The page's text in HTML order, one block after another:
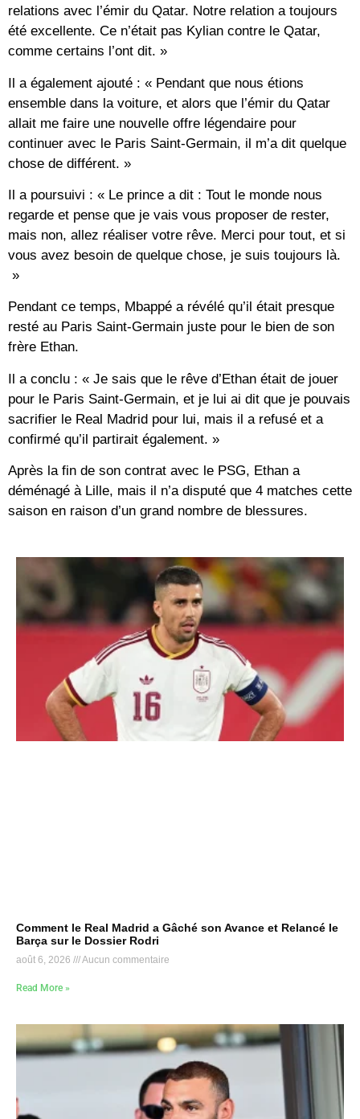
relations avec l’émir du Qatar. Notre relation a toujours
été excellente. Ce n’était pas Kylian contre le Qatar,
comme certains l’ont dit. »
Il a également ajouté : « Pendant que nous étions
ensemble dans la voiture, et alors que l’émir du Qatar
allait me faire une nouvelle offre légendaire pour
continuer avec le Paris Saint-Germain, il m’a dit quelque
chose de différent. »
Il a poursuivi : « Le prince a dit : Tout le monde nous
regarde et pense que je vais vous proposer de rester,
mais non, allez réaliser votre rêve. Merci pour tout, et si
vous avez besoin de quelque chose, je suis toujours là.
»
Pendant ce temps, Mbappé a révélé qu’il était presque
resté au Paris Saint-Germain juste pour le bien de son
frère Ethan.
Il a conclu : « Je sais que le rêve d’Ethan était de jouer
pour le Paris Saint-Germain, et je lui ai dit que je pouvais
sacrifier le Real Madrid pour lui, mais il a refusé et a
confirmé qu’il partirait également. »
Après la fin de son contrat avec le PSG, Ethan a
déménagé à Lille, mais il n’a disputé que 4 matches cette
saison en raison d’un grand nombre de blessures.
Comment le Real Madrid a Gâché son Avance et Relancé le
Barça sur le Dossier Rodri
août 6, 2026 Aucun commentaire
Read More »